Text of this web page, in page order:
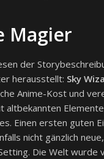
Magier
der
herausstellt: Sky
Anime-Kost und
altbekannten
Einen ersten guten
nicht gänzlich
Die Welt wurde